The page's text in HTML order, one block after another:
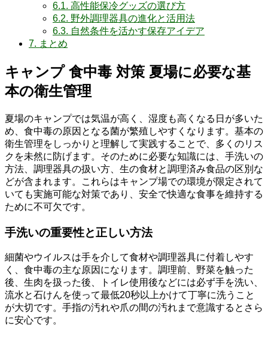
6.1. 高性能保冷グッズの選び方
6.2. 野外調理器具の進化と活用法
6.3. 自然条件を活かす保存アイデア
7. まとめ
キャンプ 食中毒 対策 夏場に必要な基
本の衛生管理
夏場のキャンプでは気温が高く、湿度も高くなる日が多いた
め、食中毒の原因となる菌が繁殖しやすくなります。基本の
衛生管理をしっかりと理解して実践することで、多くのリス
クを未然に防げます。そのために必要な知識には、手洗いの
方法、調理器具の扱い方、生の食材と調理済み食品の区別な
どが含まれます。これらはキャンプ場での環境が限定されて
いても実施可能な対策であり、安全で快適な食事を維持する
ために不可欠です。
手洗いの重要性と正しい方法
細菌やウイルスは手を介して食材や調理器具に付着しやす
く、食中毒の主な原因になります。調理前、野菜を触った
後、生肉を扱った後、トイレ使用後などには必ず手を洗い、
流水と石けんを使って最低20秒以上かけて丁寧に洗うこと
が大切です。手指の汚れや爪の間の汚れまで意識するとさら
に安心です。